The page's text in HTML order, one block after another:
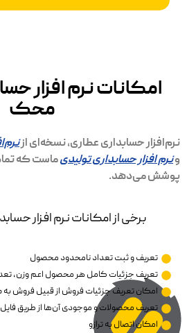
امکانات نرم افزار
محک
نرم‌افزار حسابداری عطاری، نسخه‌ای از
ونرم افزار حسابداری تولیدیماست که
پوشش می‌دهد.
برخی از امکانات نرم افزار
تعریف و ثبت تعداد نامحدود محصول
تعریف جزئیات کامل هر محصول اعم وزن،
امکان تعریف جزئیات فروش از قبیل فروش به
تعریف محصولات و موجودی آن‌ها از طریق
امکان اتصال به ترازو